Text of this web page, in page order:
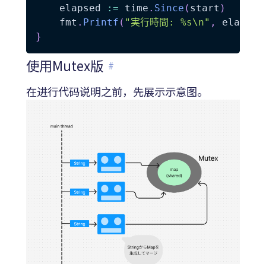
	elapsed
:= time . Since ( start )
	fmt
. Printf ( "実行時間: %s\n" , elapsed
}
使用Mutex版 #
在进行代码说明之前，先展示示意图。